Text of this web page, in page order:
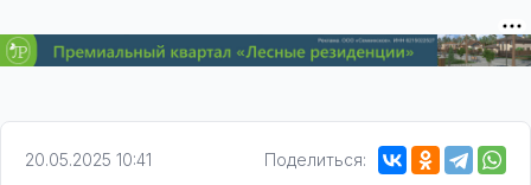
20.05.2025 10:41 Поделиться: